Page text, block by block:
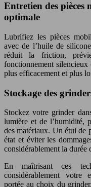
Entretien des pièces
optimale
Lubrifiez les pièces
avec de l’huile de
réduit la friction,
fonctionnement
plus efficacement et plus
Stockage des
Stockez votre grinder
lumière et de l’humidité,
des matériaux. Un étui de
état et éviter les
considérablement la durée
En maîtrisant ces
considérablement votre
portée au choix du